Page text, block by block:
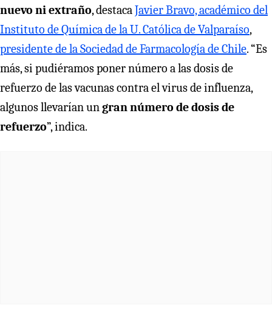
nuevo ni extraño, destacaJavier Bravo, académico del
Instituto de Química de la U. Católica de Valparaíso,
presidente de la Sociedad de Farmacología de Chile. “Es
más, si pudiéramos poner número a las dosis de
refuerzo de las vacunas contra el virus de influenza,
algunos llevarían ungran número de dosis de
refuerzo”, indica.